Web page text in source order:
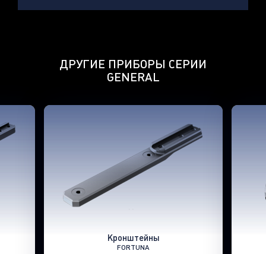
ДРУГИЕ ПРИБОРЫ СЕРИИ
GENERAL
Кронштейны
FORTUNA